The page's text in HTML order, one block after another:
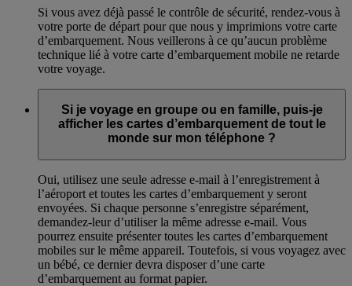
Si vous avez déjà passé le contrôle de sécurité, rendez-vous à
votre porte de départ pour que nous y imprimions votre carte
d’embarquement. Nous veillerons à ce qu’aucun problème
technique lié à votre carte d’embarquement mobile ne retarde
votre voyage.
Si je voyage en groupe ou en famille, puis-je
afficher les cartes d’embarquement de tout le
monde sur mon téléphone ?
Oui, utilisez une seule adresse e-mail à l’enregistrement à
l’aéroport et toutes les cartes d’embarquement y seront
envoyées. Si chaque personne s’enregistre séparément,
demandez-leur d’utiliser la même adresse e-mail. Vous
pourrez ensuite présenter toutes les cartes d’embarquement
mobiles sur le même appareil. Toutefois, si vous voyagez avec
un bébé, ce dernier devra disposer d’une carte
d’embarquement au format papier.